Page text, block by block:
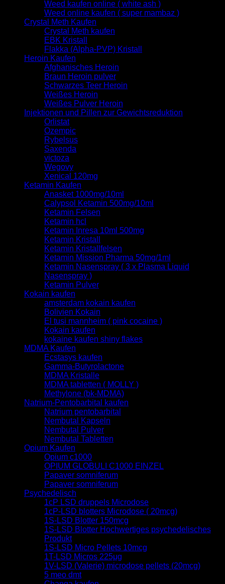
Weed kaufen online ( white ash )
Weed online kaufen ( super mambaz )
Crystal Meth Kaufen
Crystal Meth kaufen
EBK Kristall
Flakka (Alpha-PVP) Kristall
Heroin Kaufen
Afghanisches Heroin
Braun Heroin pulver
Schwarzes Teer Heroin
Weißes Heroin
Weißes Pulver Heroin
Injektionen und Pillen zur Gewichtsreduktion
Orlistat
Ozempic
Rybelsus
Saxenda
victoza
Wegovy
Xenical 120mg
Ketamin Kaufen
Anasket 1000mg/10ml
Calypsol Ketamin 500mg/10ml
Ketamin Felsen
Ketamin hcl
Ketamin Inresa 10ml 500mg
Ketamin Kristall
Ketamin Kristallfelsen
Ketamin Mission Pharma 50mg/1ml
Ketamin Nasenspray ( 3 x Plasma Liquid
Nasenspray )
Ketamin Pulver
Kokain kaufen
amsterdam kokain kaufen
Bolivien Kokain
El tusi mannheim ( pink cocaine )
Kokain kaufen
kokaine kaufen shiny flakes
MDMA Kaufen
Ecstasys kaufen
Gamma-Butyrolactone
MDMA Kristalle
MDMA tabletten ( MOLLY )
Methylone (bk-MDMA)
Natrium-Pentobarbital kaufen
Natrium pentobarbital
Nembutal Kapseln
Nembutal Pulver
Nembutal Tabletten
Opium Kaufen
Opium c1000
OPIUM GLOBULI C1000 EINZEL
Papaver somniferum
Papaver somniferum
Psychedelisch
1cP LSD druppels Microdose
1cP-LSD blotters Microdose ( 20mcg)
1S-LSD Blotter 150mcg
1S-LSD Blotter Hochwertiges psychedelisches
Produkt
1S-LSD Micro Pellets 10mcg
1T-LSD Micros 225μg
1V-LSD (Valerie) microdose pellets (20mcg)
5 meo dmt